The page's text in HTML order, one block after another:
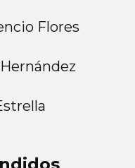
Flores